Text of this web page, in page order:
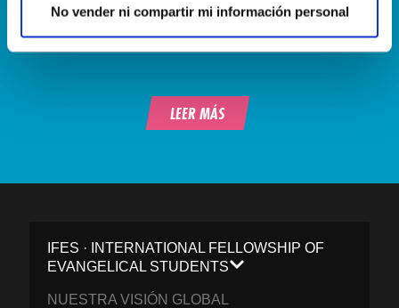
No vender ni compartir mi información personal
LEER MÁS
IFES · INTERNATIONAL FELLOWSHIP OF
EVANGELICAL STUDENTS
NUESTRA VISIÓN GLOBAL